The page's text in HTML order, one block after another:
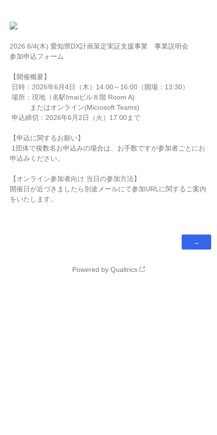
2026 6/4(木) 愛知県DX計画策定実証支援事業 事業説明会
参加申込フォーム
【開催概要】
日時：2026年6月4日（木）14:00～16:00（開場：13:30）
場所：現地（名駅Imaiビル８階 Room A)
またはオンライン(Microsoft Teams)
申込締切：2026年6月2日（火）17:00まで
【申込に関するお願い】
1団体で複数名お申込みの場合は、お手数ですが参加者ごとにお
申込みください。
【オンライン参加者向け 当日の参加方法】
開催日が近づきましたら別途メールにて参加URLに関するご案内
をいたします。
Powered by Qualtrics